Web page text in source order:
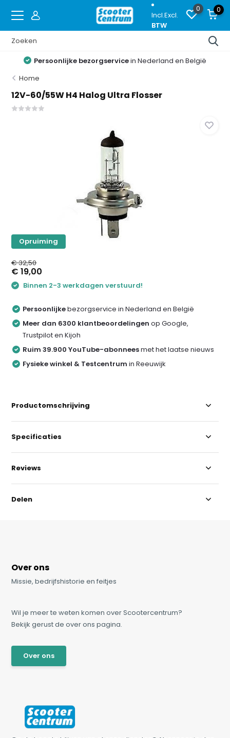
Incl.Excl.
BTW
0 0
Persoonlijke bezorgservicein Nederland en België
Home
12V-60/55W H4 Halog Ultra Flosser
Opruiming
€ 32,50
€ 19,00
Binnen 2-3 werkdagen verstuurd!
Persoonlijkebezorgservice in Nederland en België
Meer dan 6300 klantbeoordelingenop Google,
Trustpilot en Kijoh
Ruim 39.900 YouTube-abonneesmet het laatse nieuws
Fysieke winkel & Testcentrum in Reeuwijk
Productomschrijving
Specificaties
Reviews
Delen
Over ons
Missie, bedrijfshistorie en feitjes
Wil je meer te weten komen over Scootercentrum?
Bekijk gerust de over ons pagina.
Over ons